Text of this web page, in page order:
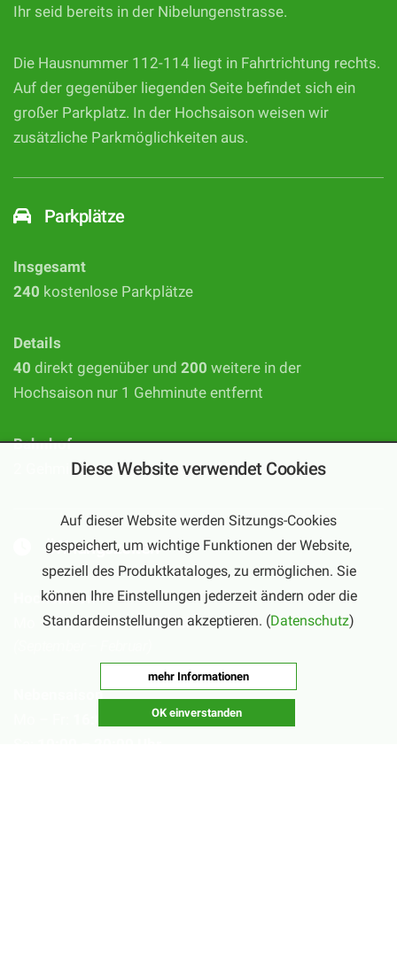
Ihr seid bereits in der Nibelungenstrasse.
Die Hausnummer 112-114 liegt in Fahrtrichtung rechts.
Auf der gegenüber liegenden Seite befindet sich ein
großer Parkplatz. In der Hochsaison weisen wir
zusätzliche Parkmöglichkeiten aus.
Parkplätze
Insgesamt
240 kostenlose Parkplätze
Details
40 direkt gegenüber und 200 weitere in der
Hochsaison nur 1 Gehminute entfernt
Bahnhof
2 Gehminuten bis zum Bahnhof Bürstadt
Öffnungszeiten
Hochsaison
Mo – Sa:10:00 – 20:00 Uhr
Nebensaison
16:00 – 20:00 Uhr
Diese Website verwendet Cookies
Auf dieser Website werden Sitzungs-Cookies
gespeichert, um wichtige Funktionen der Website,
speziell des Produktkataloges, zu ermöglichen. Sie
können Ihre Einstellungen jederzeit ändern oder die
Standardeinstellungen akzeptieren. (Datenschutz)
mehr Informationen
OK einverstanden